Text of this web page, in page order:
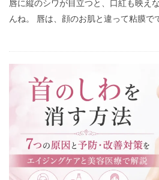
唇に縦のシワが目立つと、口紅も映え
んね。 唇は、顔のお肌と違って粘膜で